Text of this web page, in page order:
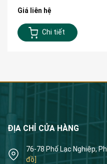
Giá liên hệ
Chi tiết
ĐỊA CHỈ CỬA HÀNG
76-78 Phố Lạc Nghiệp,
đồ]